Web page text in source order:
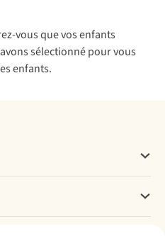
vous que vos enfants
sélectionné pour vous
enfants.